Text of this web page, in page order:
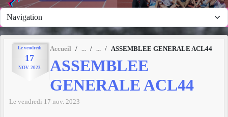
Le vendredi
17
NOV. 2023
Accueil ASSEMBLEE GENERALE ACL44
ASSEMBLEE
GENERALE ACL44
Le vendredi 17 nov. 2023